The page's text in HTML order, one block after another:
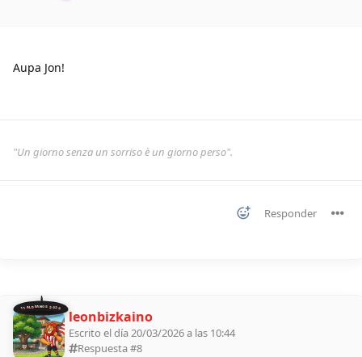
Aupa Jon!
"Un giorno senza un sorriso è un giorno perso".
Responder
11 ALDEANOS 2026 leonbizkaino
Escrito el día 20/03/2026 a las 10:44
Respuesta #8